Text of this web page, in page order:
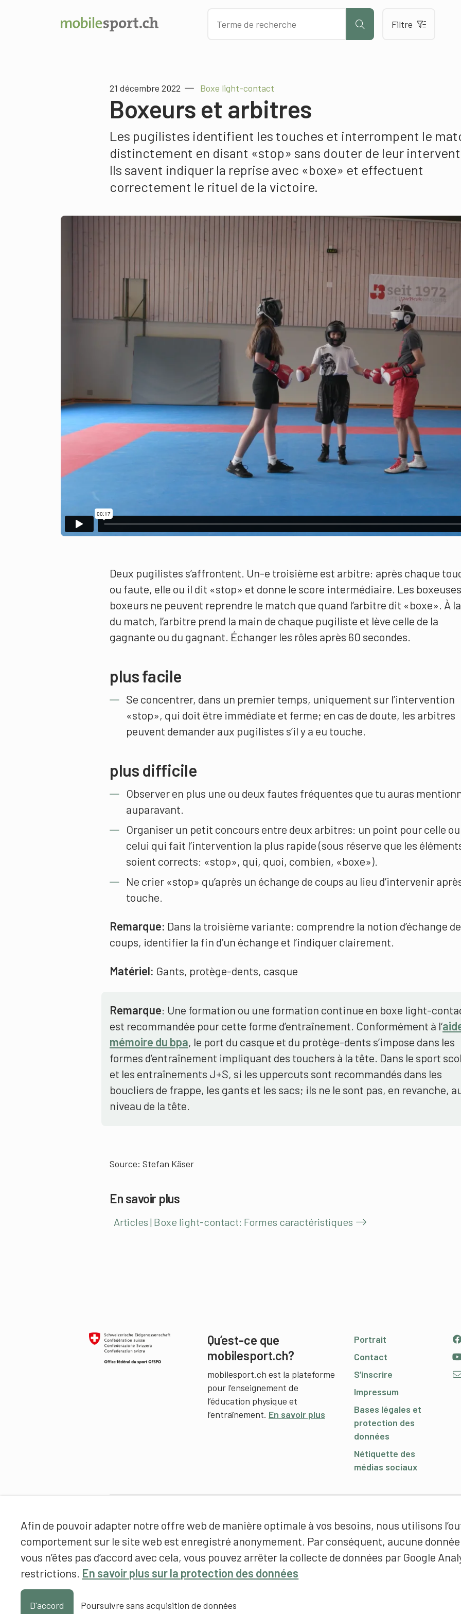
Afin de pouvoir adapter notre offre web de manière optimale à vos besoins, nous utilisons
comportement sur le site web est enregistré anonymement. Par conséquent, aucune
vous n’êtes pas d’accord avec cela, vous pouvez arrêter la collecte de données par Google
restrictions. En savoir plus sur la protection des données
D'accord Poursuivre sans acquisition de données
Filtre
21 décembre 2022 Boxe light-contact
Boxeurs et arbitres
Les pugilistes identifient les touches et interrompent le
distinctement en disant «stop» sans douter de leur
Ils savent indiquer la reprise avec «boxe» et effectuent
correctement le rituel de la victoire.
Deux pugilistes s’affrontent. Un-e troisième est arbitre: après chaque
ou faute, elle ou il dit «stop» et donne le score intermédiaire. Les
boxeurs ne peuvent reprendre le match que quand l’arbitre dit «boxe». À
du match, l’arbitre prend la main de chaque pugiliste et lève celle de la
gagnante ou du gagnant. Échanger les rôles après 60 secondes.
plus facile
Se concentrer, dans un premier temps, uniquement sur l’intervention
«stop», qui doit être immédiate et ferme; en cas de doute, les arbitres
peuvent demander aux pugilistes s’il y a eu touche.
plus difficile
Observer en plus une ou deux fautes fréquentes que tu auras
auparavant.
Organiser un petit concours entre deux arbitres: un point pour celle ou
celui qui fait l’intervention la plus rapide (sous réserve que les
soient corrects: «stop», qui, quoi, combien, «boxe»).
Ne crier «stop» qu’après un échange de coups au lieu d’intervenir
touche.
Remarque: Dans la troisième variante: comprendre la notion d’échange de
coups, identifier la fin d’un échange et l’indiquer clairement.
Matériel: Gants, protège-dents, casque
Remarque: Une formation ou une formation continue en boxe light-
est recommandée pour cette forme d’entraînement. Conformément à l‘
mémoire du bpa, le port du casque et du protège-dents s’impose dans les
formes d’entraînement impliquant des touchers à la tête. Dans le sport
et les entraînements J+S, si les uppercuts sont recommandés dans les
boucliers de frappe, les gants et les sacs; ils ne le sont pas, en revanche,
niveau de la tête.
Source: Stefan Käser
En savoir plus
Articles | Boxe light-contact: Formes caractéristiques
Qu’est-ce que
mobilesport.ch?
mobilesport.ch est la plateforme
pour l’enseignement de
l’éducation physique et
l’entraînement. En savoir plus
Portrait
Contact
S’inscrire
Impressum
Bases légales et
protection des
données
Nétiquette des
médias sociaux